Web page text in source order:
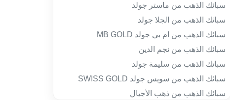
سبائك الذهب من ماستر جولد
سبائك الذهب من الجلا جولد
سبائك الذهب من ام بي جولد MB GOLD
سبائك الذهب من نجم الدين
سبائك الذهب من سليمة جولد
سبائك الذهب من سويس جولد SWISS GOLD
سبائك الذهب من ذهب الأجيال